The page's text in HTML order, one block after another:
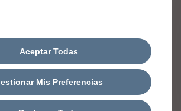
Gestionar Mis Preferencias
Aceptar Todas